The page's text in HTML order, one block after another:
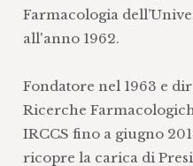
Farmacologia
all'anno 1962.
Fondatore nel 1963 e
Ricerche
IRCCS fino a giugno
ricopre la carica di